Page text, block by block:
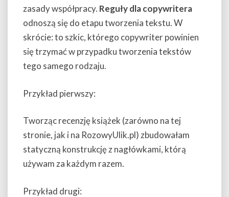
zasady współpracy. Reguły dla copywritera
odnoszą się do etapu tworzenia tekstu. W
skrócie: to szkic, którego copywriter powinien
się trzymać w przypadku tworzenia tekstów
tego samego rodzaju.
Przykład pierwszy:
Tworząc recenzję książek (zarówno na tej
stronie, jak i na RozowyUlik.pl) zbudowałam
statyczną konstrukcję z nagłówkami, którą
używam za każdym razem.
Przykład drugi: